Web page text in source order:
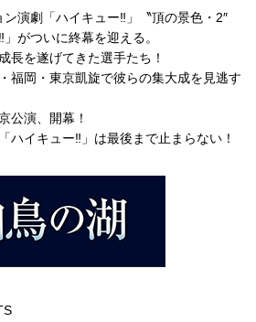
演劇「ハイキュー‼」〝頂の景色・2″
がついに終幕を迎える。
長を遂げてきた選手たち！
福岡・東京凱旋で彼らの集大成を見逃す
公演、開幕！
ハイキュー‼」は最後まで止まらない！